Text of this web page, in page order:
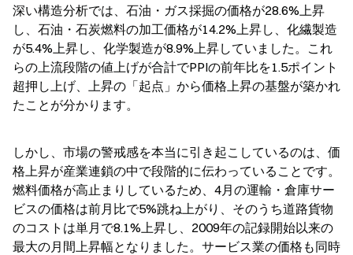
深い構造分析では、石油・ガス採掘の価格が28.6%上昇
し、石油・石炭燃料の加工価格が14.2%上昇し、化繊製造
が5.4%上昇し、化学製造が8.9%上昇していました。これ
らの上流段階の値上げが合計でPPIの前年比を1.5ポイント
超押し上げ、上昇の「起点」から価格上昇の基盤が築かれ
たことが分かります。
しかし、市場の警戒感を本当に引き起こしているのは、価
格上昇が産業連鎖の中で段階的に伝わっていることです。
燃料価格が高止まりしているため、4月の運輸・倉庫サー
ビスの価格は前月比で5%跳ね上がり、そのうち道路貨物
のコストは単月で8.1%上昇し、2009年の記録開始以来の
最大の月間上昇幅となりました。サービス業の価格も同時